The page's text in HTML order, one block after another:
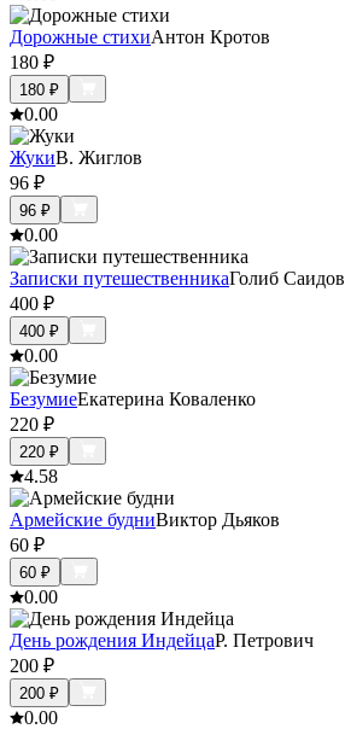
Дорожные стихиАнтон Кротов
180 ₽
180 ₽
0.00
ЖукиВ. Жиглов
96 ₽
96 ₽
0.00
Записки путешественникаГолиб Саидов
400 ₽
400 ₽
0.00
БезумиеЕкатерина Коваленко
220 ₽
220 ₽
4.58
Армейские будниВиктор Дьяков
60 ₽
60 ₽
0.00
День рождения ИндейцаР. Петрович
200 ₽
200 ₽
0.00